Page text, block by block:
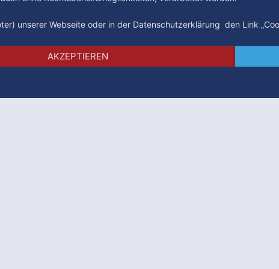
ImpressumDatenschutzAGB
unserer Webseite oder in der Datenschutzerklärung den Link
AKZEPTIEREN